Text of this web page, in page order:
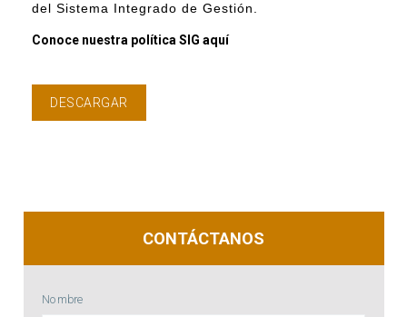
del Sistema Integrado de Gestión.
Conoce nuestra política SIG aquí
DESCARGAR
CONTÁCTANOS
Nombre